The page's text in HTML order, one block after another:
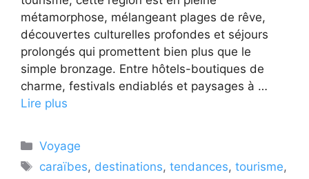
métamorphose, mélangeant plages de rêve,
découvertes culturelles profondes et séjours
prolongés qui promettent bien plus que le
simple bronzage. Entre hôtels-boutiques de
charme, festivals endiablés et paysages à …
Lire plus
Catégories
Voyage
Étiquettes
caraïbes, destinations,tendances,tourisme,